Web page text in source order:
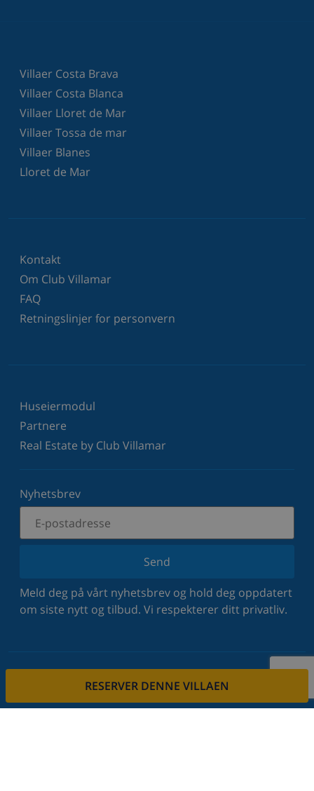
RESERVER DENNE VILLAEN
Villaer Costa Brava
Villaer Costa Blanca
Villaer Lloret de Mar
Villaer Tossa de mar
Villaer Blanes
Lloret de Mar
Kontakt
Om Club Villamar
FAQ
Retningslinjer for personvern
Huseiermodul
Partnere
Real Estate by Club Villamar
Nyhetsbrev
Send
Meld deg på vårt nyhetsbrev og hold deg oppdatert
om siste nytt og tilbud. Vi respekterer ditt privatliv.
Lei eiendommen din